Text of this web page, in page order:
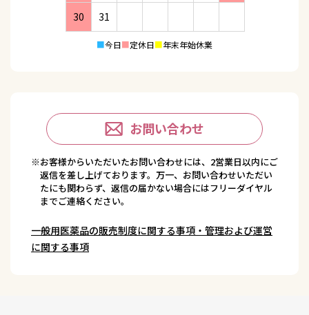
30 31
■今日■定休日■年末年始休業
お問い合わせ
※お客様からいただいたお問い合わせには、2営業日以内にご
返信を差し上げております。万一、お問い合わせいただい
たにも関わらず、返信の届かない場合にはフリーダイヤル
までご連絡ください。
一般用医薬品の販売制度に関する事項・管理および運営
に関する事項